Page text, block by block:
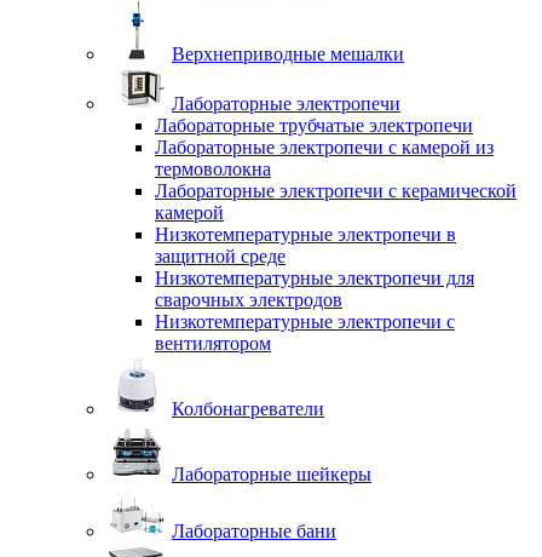
Верхнеприводные мешалки
Лабораторные электропечи
Лабораторные трубчатые электропечи
Лабораторные электропечи с камерой из
термоволокна
Лабораторные электропечи с керамической
камерой
Низкотемпературные электропечи в
защитной среде
Низкотемпературные электропечи для
cварочных электродов
Низкотемпературные электропечи с
вентилятором
Колбонагреватели
Лабораторные шейкеры
Лабораторные бани